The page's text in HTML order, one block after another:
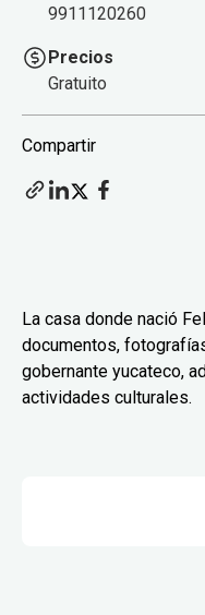
9911120260
Precios
Gratuito
Compartir
La casa donde nació
documentos,
gobernante yucateco,
actividades culturales.